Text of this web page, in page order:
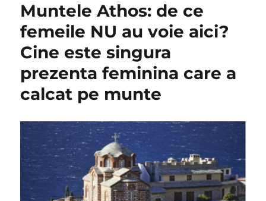
Muntele Athos: de ce
femeile NU au voie aici?
Cine este singura
prezenta feminina care a
calcat pe munte